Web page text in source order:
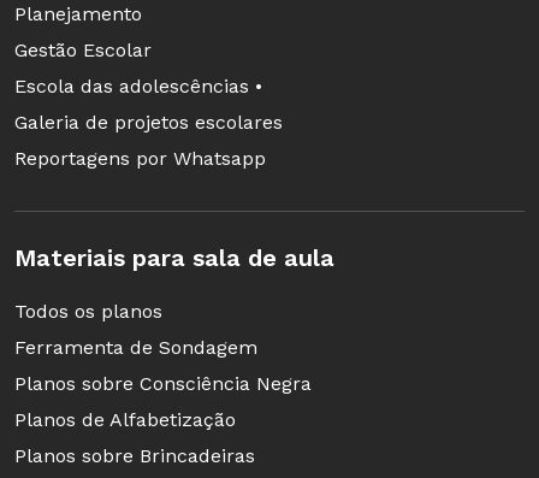
Planejamento
Gestão Escolar
Escola das adolescências •
Galeria de projetos escolares
Reportagens por Whatsapp
Materiais para sala de aula
Todos os planos
Ferramenta de Sondagem
Planos sobre Consciência Negra
Planos de Alfabetização
Planos sobre Brincadeiras